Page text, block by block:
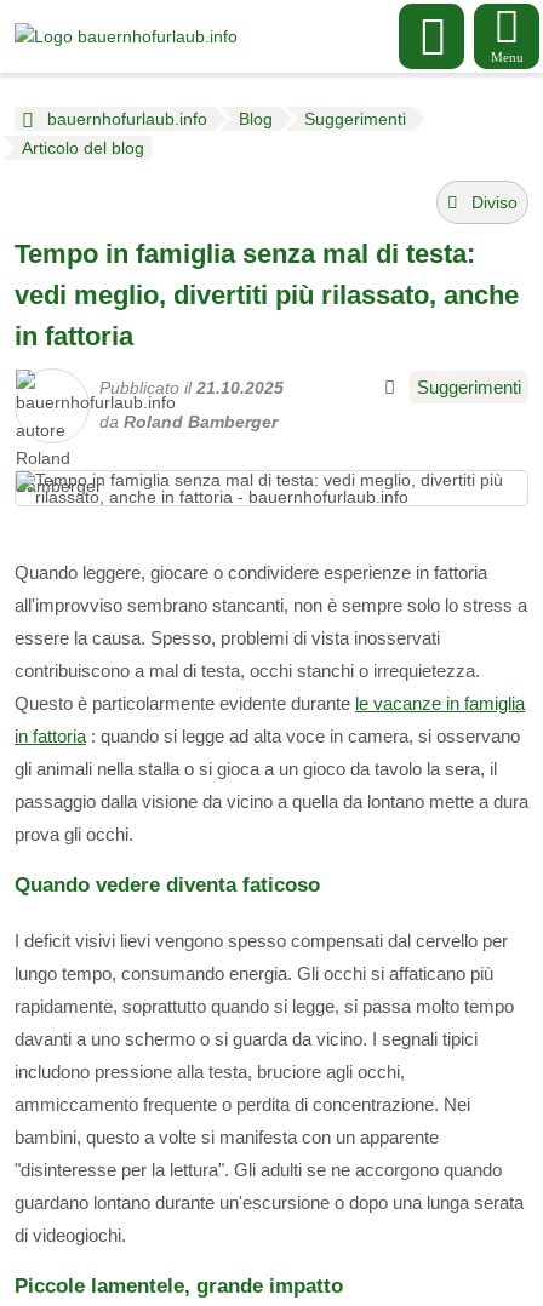
Menu
bauernhofurlaub.info Blog
Suggerimenti
Articolo del blog
Diviso
Tempo in famiglia senza mal di testa:
vedi meglio, divertiti più rilassato, anche
in fattoria
Pubblicato il21.10.2025
da Roland Bamberger
Suggerimenti
Quando leggere, giocare o condividere esperienze in fattoria
all'improvviso sembrano stancanti, non è sempre solo lo stress a
essere la causa. Spesso, problemi di vista inosservati
contribuiscono a mal di testa, occhi stanchi o irrequietezza.
Questo è particolarmente evidente durante le vacanze in famiglia
in fattoria : quando si legge ad alta voce in camera, si osservano
gli animali nella stalla o si gioca a un gioco da tavolo la sera, il
passaggio dalla visione da vicino a quella da lontano mette a dura
prova gli occhi.
Quando vedere diventa faticoso
I deficit visivi lievi vengono spesso compensati dal cervello per
lungo tempo, consumando energia. Gli occhi si affaticano più
rapidamente, soprattutto quando si legge, si passa molto tempo
davanti a uno schermo o si guarda da vicino. I segnali tipici
includono pressione alla testa, bruciore agli occhi,
ammiccamento frequente o perdita di concentrazione. Nei
bambini, questo a volte si manifesta con un apparente
"disinteresse per la lettura". Gli adulti se ne accorgono quando
guardano lontano durante un'escursione o dopo una lunga serata
di videogiochi.
Piccole lamentele, grande impatto